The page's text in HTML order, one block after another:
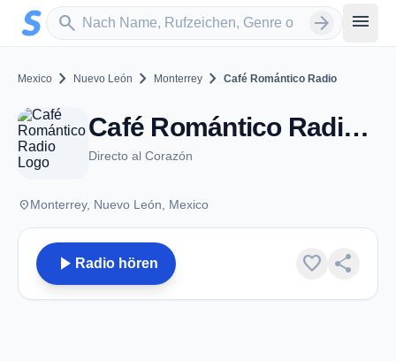
Zum Hauptinhalt springen
search
Sender suchen arrow_forward menu
Mexico chevron_right Nuevo León chevron_right Monterrey chevron_right Café Romántico Radio
Café Romántico Radio - Monterrey, NL
Directo al Corazón
placeMonterrey, Nuevo León, Mexico
play_arrow Radio hören favorite share